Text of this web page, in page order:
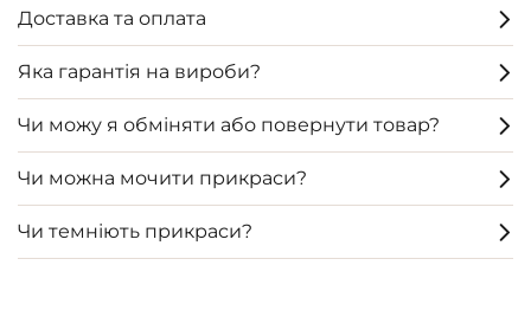
Доставка та оплата
Яка гарантія на вироби?
Чи можу я обміняти або повернути товар?
Чи можна мочити прикраси?
Чи темніють прикраси?